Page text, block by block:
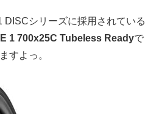
シリーズに採用されている
1 700x25C Tubeless Readyで
すよっ。